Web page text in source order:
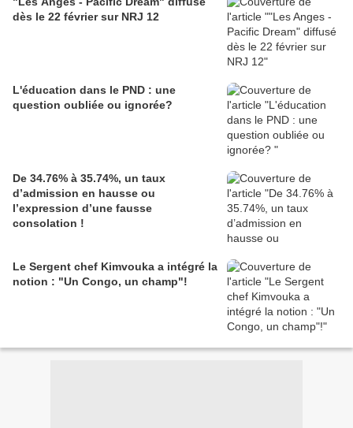
dès le 22 février sur NRJ 12
L'éducation dans le PND : une
question oubliée ou ignorée?
De 34.76% à 35.74%, un taux
d’admission en hausse ou
l’expression d’une fausse
consolation !
Le Sergent chef Kimvouka a intégré la
notion : "Un Congo, un champ"!